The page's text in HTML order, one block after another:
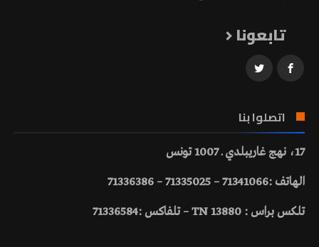
تابعونا
اتصلوا بنا
17، نهج غاريبلدي ـ 1007 تونس
الهاتف :71341066 – 71335025 – 71336386
تلكس براس : 13880 TN – تلفاكس :71336584